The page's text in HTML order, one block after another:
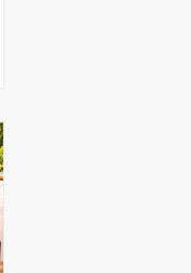
Dit
product
heeft
meerdere
optie